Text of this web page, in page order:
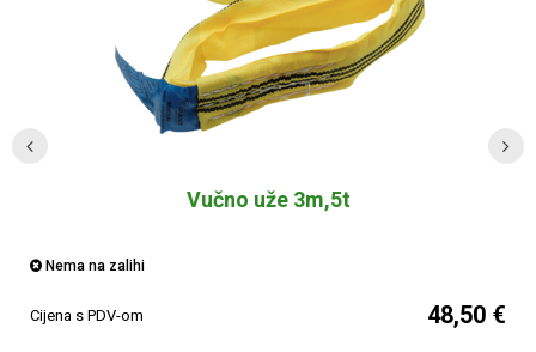
Vučno uže 3m,5t
Nema na zalihi
Cijena s PDV-om 48,50 €